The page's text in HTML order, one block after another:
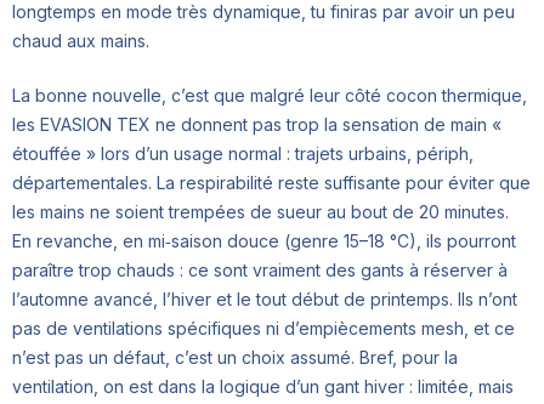
longtemps en mode très dynamique, tu finiras par avoir un peu
chaud aux mains.
La bonne nouvelle, c’est que malgré leur côté cocon thermique,
les EVASION TEX ne donnent pas trop la sensation de main «
étouffée » lors d’un usage normal : trajets urbains, périph,
départementales. La respirabilité reste suffisante pour éviter que
les mains ne soient trempées de sueur au bout de 20 minutes.
En revanche, en mi‑saison douce (genre 15–18 °C), ils pourront
paraître trop chauds : ce sont vraiment des gants à réserver à
l’automne avancé, l’hiver et le tout début de printemps. Ils n’ont
pas de ventilations spécifiques ni d’empiècements mesh, et ce
n’est pas un défaut, c’est un choix assumé. Bref, pour la
ventilation, on est dans la logique d’un gant hiver : limitée, mais